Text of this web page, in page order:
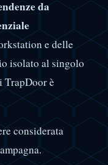
da
e delle
isolato al singolo
TrapDoor è
considerata